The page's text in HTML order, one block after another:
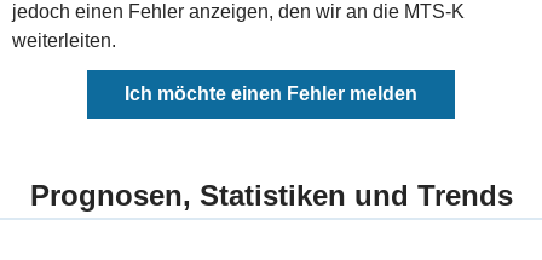
jedoch einen Fehler anzeigen, den wir an die MTS-K
weiterleiten.
Ich möchte einen Fehler melden
Prognosen, Statistiken und Trends